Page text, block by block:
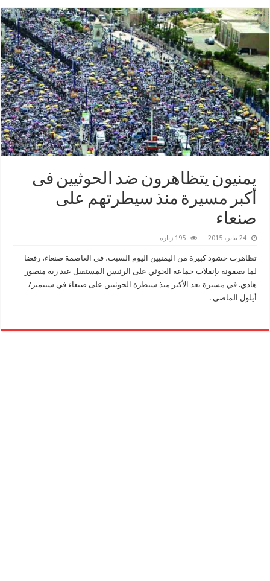
يمنيون يتظاهرون ضد الحوثيين فى
أكبر مسيرة منذ سيطرتهم على
صنعاء
24 يناير، 2015 195 زيارة
تظاهرت حشود كبيرة من اليمنيين اليوم السبت، في العاصمة صنعاء، رفضا
لما يصفونه بإنقلاب جماعة الحوثي على الرئيس المستقيل عبد ربه منصور
هادي. في مسيرة تعد الأكبر منذ سيطرة الحوثيين على صنعاء في سبتمبر/
أيلول الماضى .